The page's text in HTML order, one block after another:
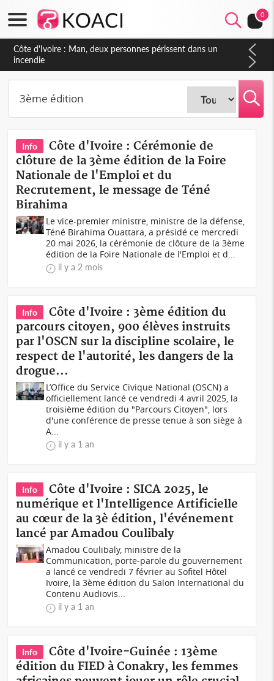
0
Côte d'Ivoire : Séileu, la célébration de la fête nationale
transformée en vaste campagne contre les produits
dépigmentants dangereux
Info
Côte d'Ivoire : Cérémonie de
clôture de la 3ème édition de la Foire
Nationale de l'Emploi et du
Recrutement, le message de Téné
Birahima
Le vice-premier ministre, ministre de la défense,
Téné Birahima Ouattara, a présidé ce mercredi
20 mai 2026, la cérémonie de clôture de la 3ème
édition de la Foire Nationale de l'Emploi et d...
il y a 2 mois
Info
Côte d'Ivoire : 3ème édition du
parcours citoyen, 900 élèves instruits
par l'OSCN sur la discipline scolaire, le
respect de l'autorité, les dangers de la
drogue...
L’Office du Service Civique National (OSCN) a
officiellement lancé ce vendredi 4 avril 2025, la
troisième édition du "Parcours Citoyen", lors
d'une conférence de presse tenue à son siège à
A...
il y a 1 an
Info
Côte d'Ivoire : SICA 2025, le
numérique et l'Intelligence Artificielle
au cœur de la 3è édition, l'événement
lancé par Amadou Coulibaly
Amadou Coulibaly, ministre de la
Communication, porte-parole du gouvernement
a lancé ce vendredi 7 février au Sofitel Hôtel
Ivoire, la 3ème édition du Salon International du
Contenu Audiovis...
il y a 1 an
Info
Côte d'Ivoire-Guinée : 13ème
édition du FIED à Conakry, les femmes